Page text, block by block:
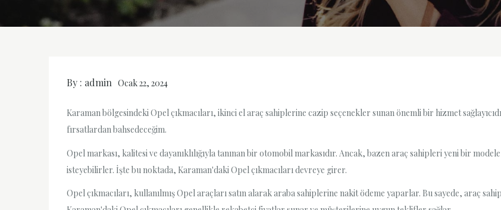
By : admin Ocak 22, 2024
Karaman bölgesindeki Opel çıkmacıları, ikinci el araç sahiplerine cazip seçenekler sunan önemli bir hizmet
fırsatlardan bahsedeceğim.
Opel markası, kalitesi ve dayanıklılığıyla tanınan bir otomobil markasıdır. Ancak, bazen araç sahipleri yeni bir
isteyebilirler. İşte bu noktada, Karaman'daki Opel çıkmacıları devreye girer.
Opel çıkmacıları, kullanılmış Opel araçları satın alarak araba sahiplerine nakit ödeme yaparlar. Bu sayede, araç